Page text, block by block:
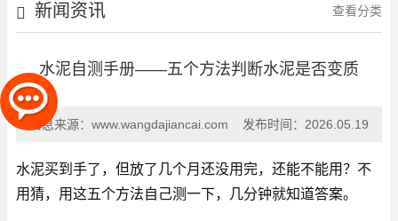
新闻资讯 查看分类
水泥自测手册——五个方法判断水泥是否变质
信息来源： www.wangdajiancai.com 发布时间： 2026.05.19
水泥买到手了，但放了几个月还没用完，还能不能用？不
用猜，用这五个方法自己测一下，几分钟就知道答案。